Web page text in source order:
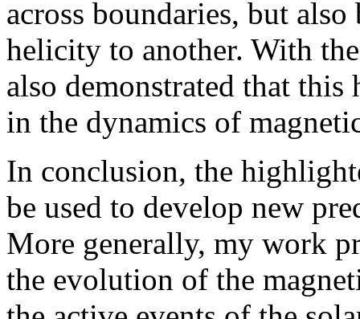
across boundaries, but
helicity to another. With
also demonstrated that
in the dynamics of
In conclusion, the
be used to develop new
More generally, my work
the evolution of the